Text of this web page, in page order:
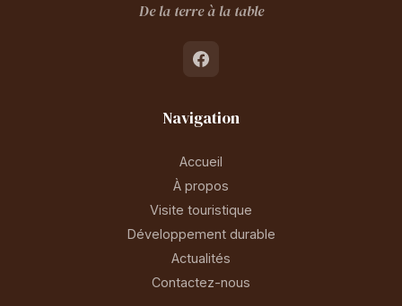
De la terre à la table
Navigation
Accueil
À propos
Visite touristique
Développement durable
Actualités
Contactez-nous